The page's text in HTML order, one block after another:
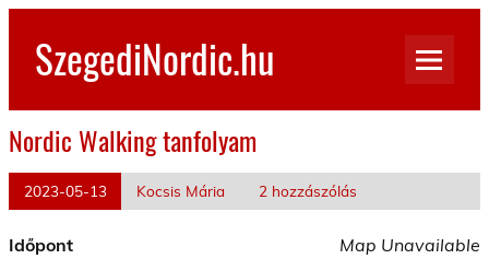
Skip
contentSzegediNordic.hu
Nordic Walking tanfolyam
2023-05-13 Kocsis Mária 2 hozzászólás
Map Unavailable
Időpont